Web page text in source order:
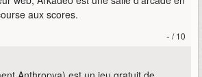
aux scores.
- / 10